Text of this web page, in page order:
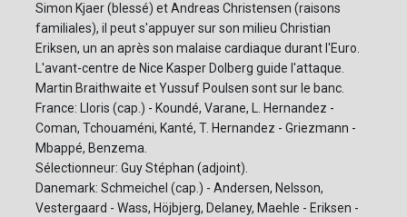
Simon Kjaer (blessé) et Andreas Christensen (raisons
familiales), il peut s'appuyer sur son milieu Christian
Eriksen, un an après son malaise cardiaque durant l'Euro.
L'avant-centre de Nice Kasper Dolberg guide l'attaque.
Martin Braithwaite et Yussuf Poulsen sont sur le banc.
France: Lloris (cap.) - Koundé, Varane, L. Hernandez -
Coman, Tchouaméni, Kanté, T. Hernandez - Griezmann -
Mbappé, Benzema.
Sélectionneur: Guy Stéphan (adjoint).
Danemark: Schmeichel (cap.) - Andersen, Nelsson,
Vestergaard - Wass, Höjbjerg, Delaney, Maehle - Eriksen -